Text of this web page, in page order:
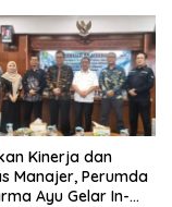
Kinerja dan
Manajer, Perumda
Ayu Gelar In-